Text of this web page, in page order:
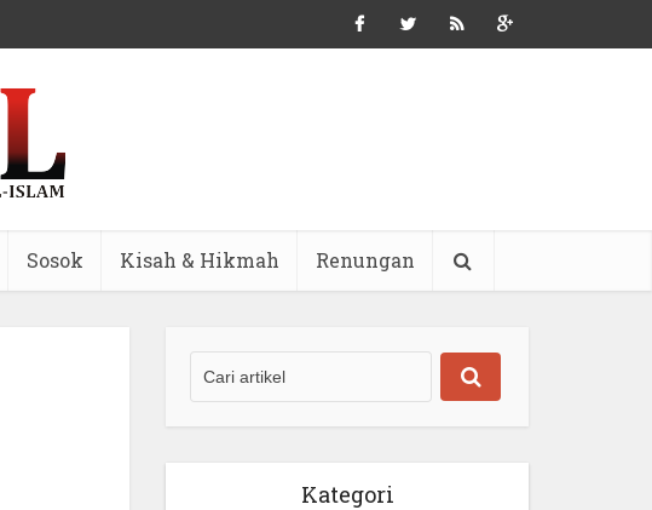
Sosok Kisah & Hikmah Renungan
Kategori